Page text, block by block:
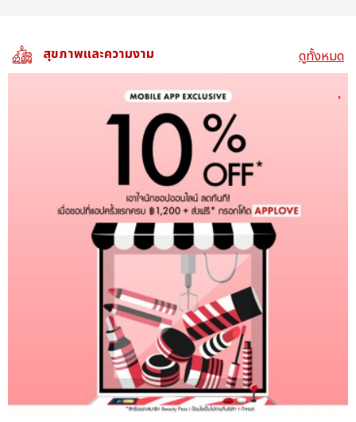
สุขภาพและความงาม ดูทั้งหมด